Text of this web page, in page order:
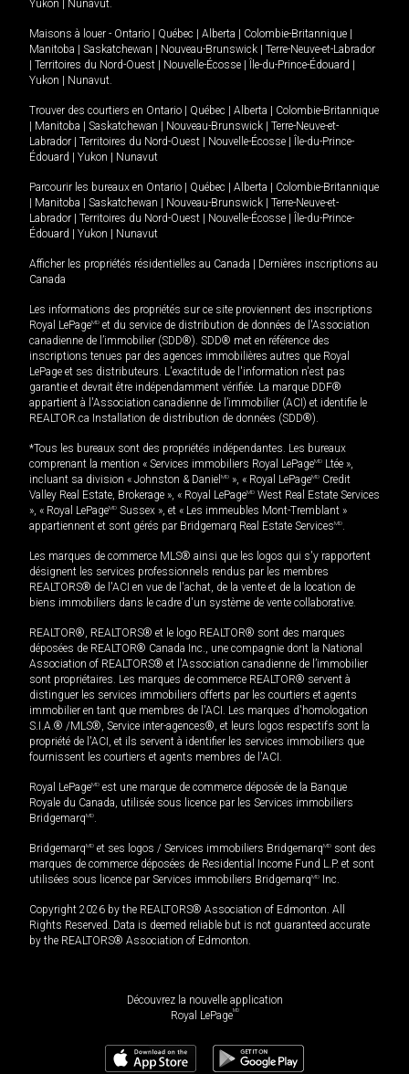
Yukon
Nunavut.
Maisons à louer - Ontario Québec Alberta Colombie-Britannique
Manitoba
Saskatchewan Nouveau-Brunswick
Terre-Neuve-et-Labrador
Territoires du Nord-Ouest Nouvelle-Écosse Île-du-Prince-Édouard
Yukon
Nunavut.
Trouver des courtiers en Ontario Québec Alberta
Colombie-Britannique
Manitoba Saskatchewan Nouveau-Brunswick
Terre-Neuve-et-
Labrador
Territoires du Nord-Ouest Nouvelle-Écosse
Île-du-Prince-
Édouard
Yukon Nunavut
Parcourir les bureaux en Ontario Québec Alberta
Colombie-Britannique
Manitoba Saskatchewan Nouveau-Brunswick
Terre-Neuve-et-
Labrador
Territoires du Nord-Ouest Nouvelle-Écosse
Île-du-Prince-
Édouard
Yukon Nunavut
Afficher les propriétés résidentielles au Canada
Dernières inscriptions au
Canada
Les informations des propriétés sur ce site proviennent des inscriptions
Royal LePageMD et du service de distribution de données de l'Association
canadienne de l’immobilier (SDD®). SDD® met en référence des
inscriptions tenues par des agences immobilières autres que Royal
LePage et ses distributeurs. L'exactitude de l'information n'est pas
garantie et devrait être indépendamment vérifiée. La marque DDF®
appartient à l'Association canadienne de l’immobilier (ACI) et identifie le
REALTOR.ca Installation de distribution de données (SDD®).
*Tous les bureaux sont des propriétés indépendantes. Les bureaux
comprenant la mention « Services immobiliers Royal LePageMD Ltée »,
incluant sa division « Johnston & Daniel MD », « Royal LePageMD Credit
Valley Real Estate, Brokerage », « Royal LePageMD West Real Estate Services
», « Royal LePageMD Sussex », et « Les immeubles Mont-Tremblant »
appartiennent et sont gérés par Bridgemarq Real Estate ServicesMD.
Les marques de commerce MLS® ainsi que les logos qui s'y rapportent
désignent les services professionnels rendus par les membres
REALTORS® de l'ACI en vue de l'achat, de la vente et de la location de
biens immobiliers dans le cadre d'un système de vente collaborative.
REALTOR®, REALTORS® et le logo REALTOR® sont des marques
déposées de REALTOR® Canada Inc., une compagnie dont la National
Association of REALTORS® et l'Association canadienne de l’immobilier
sont propriétaires. Les marques de commerce REALTOR® servent à
distinguer les services immobiliers offerts par les courtiers et agents
immobilier en tant que membres de l'ACI. Les marques d'homologation
S.I.A.® /MLS®, Service inter-agences®, et leurs logos respectifs sont la
propriété de l'ACI, et ils servent à identifier les services immobiliers que
fournissent les courtiers et agents membres de l'ACI.
Royal LePageMD est une marque de commerce déposée de la Banque
Royale du Canada, utilisée sous licence par les Services immobiliers
BridgemarqMD.
BridgemarqMD et ses logos / Services immobiliers BridgemarqMD sont des
marques de commerce déposées de Residential Income Fund L.P. et sont
utilisées sous licence par Services immobiliers BridgemarqMD Inc.
Copyright 2026 by the REALTORS® Association of Edmonton. All
Rights Reserved. Data is deemed reliable but is not guaranteed accurate
by the REALTORS® Association of Edmonton.
Découvrez la nouvelle application
Royal LePageMD